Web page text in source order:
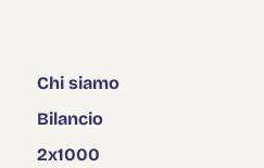
Chi siamo
Bilancio
2x1000